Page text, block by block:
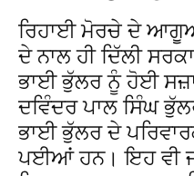
ਰਿਹਾਈ ਮੋਰਚੇ ਦੇ ਆਗੂਆਂ
ਦੇ ਨਾਲ ਹੀ ਦਿੱਲੀ
ਭਾਈ ਭੁੱਲਰ ਨੂੰ ਹੋਈ
ਦਵਿੰਦਰ ਪਾਲ ਸਿੰਘ
ਭਾਈ ਭੁੱਲਰ ਦੇ
ਪਈਆਂ ਹਨ। ਇਹ ਵੀ